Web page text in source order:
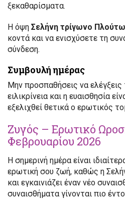
ξεκαθαρίσματα.
Η όψη Σελήνη τρίγωνο
κοντά και να ενισχύσετε τη
σύνδεση.
Συμβουλή ημέρας
Μην προσπαθήσεις να
ειλικρίνεια και η ευαισθησία
εξελιχθεί θετικά ο ερωτικός
Ζυγός – Ερωτικό
Φεβρουαρίου 2026
Η σημερινή ημέρα είναι
ερωτική σου ζωή, καθώς η
και εγκαινιάζει έναν νέο
συναισθήματα γίνονται πιο